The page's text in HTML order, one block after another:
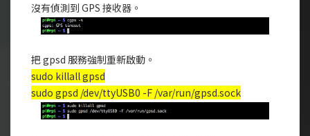
沒有偵測到 GPS 接收器。
把 gpsd 服務強制重新啟動。
sudo killall gpsd
sudo gpsd /dev/ttyUSB0 -F /var/run/gpsd.sock